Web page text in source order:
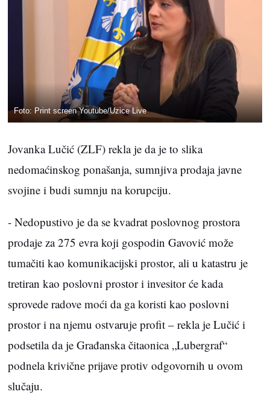
Foto: Print screen Youtube/Uzice Live
Jovanka Lučić (ZLF) rekla je da je to slika
nedomaćinskog ponašanja, sumnjiva prodaja javne
svojine i budi sumnju na korupciju.
- Nedopustivo je da se kvadrat poslovnog prostora
prodaje za 275 evra koji gospodin Gavović može
tumačiti kao komunikacijski prostor, ali u katastru je
tretiran kao poslovni prostor i invesitor će kada
sprovede radove moći da ga koristi kao poslovni
prostor i na njemu ostvaruje profit – rekla je Lučić i
podsetila da je Građanska čitaonica „Lubergraf“
podnela krivične prijave protiv odgovornih u ovom
slučaju.